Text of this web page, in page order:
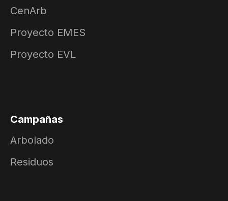
CenArb
Proyecto EMES
Proyecto EVL
Campañas
Arbolado
Residuos